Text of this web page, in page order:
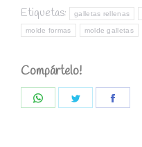
Etiquetas:
galletas rellenas
molde formas molde galletas
Compártelo!